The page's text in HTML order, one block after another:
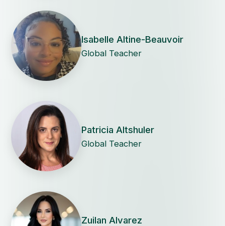
Isabelle Altine-Beauvoir
Global Teacher
Patricia Altshuler
Global Teacher
Zuilan Alvarez